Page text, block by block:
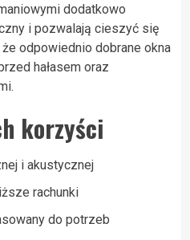
dodatkowo
i pozwalają cieszyć się
odpowiednio dobrane okna
hałasem oraz
korzyści
i akustycznej
rachunki
do potrzeb